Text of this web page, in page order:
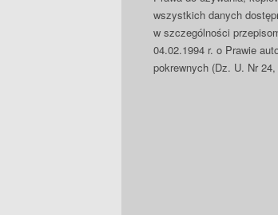
wszystkich danych
w szczególności
04.02.1994 r. o Prawie
pokrewnych (Dz. U. Nr